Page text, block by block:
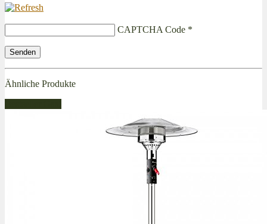
CAPTCHA Code *
Ähnliche Produkte